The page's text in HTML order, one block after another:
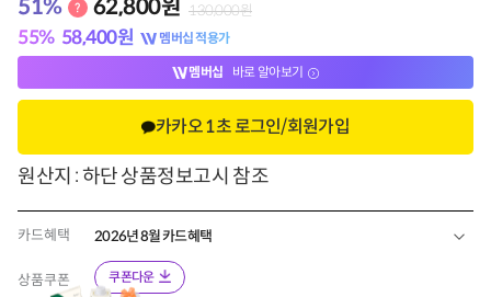
51% 62,800원 130,000원
55% 58,400원 멤버십 적용가
멤버십 바로 알아보기
카카오 1초 로그인/회원가입
원산지 : 하단 상품정보고시 참조
카드혜택 2026년 8월 카드혜택
상품쿠폰 쿠폰다운